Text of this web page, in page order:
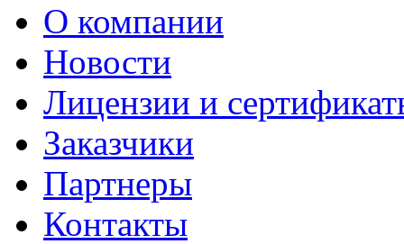
О компании
Новости
Лицензии и
Заказчики
Партнеры
Контакты